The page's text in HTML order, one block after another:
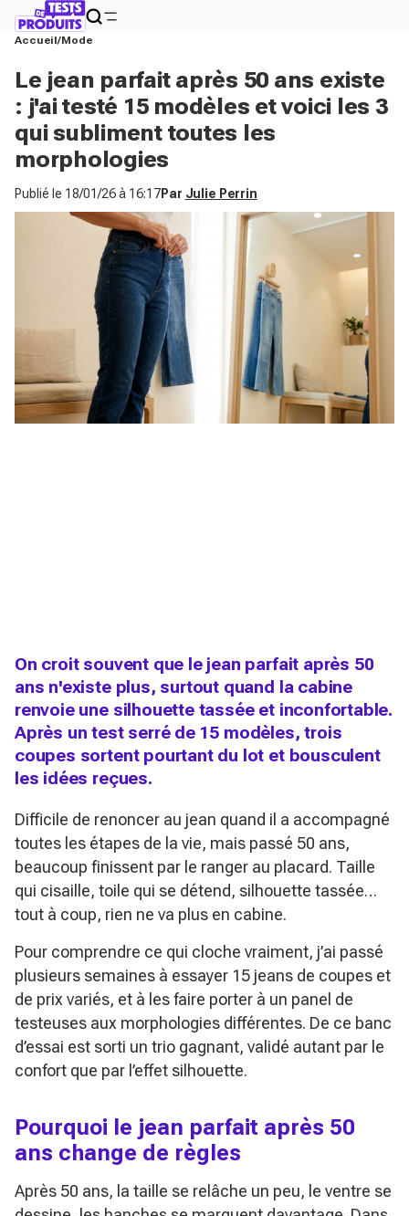
Accueil Mode
Le jean parfait après 50 ans existe
: j'ai testé 15 modèles et voici les 3
qui subliment toutes les
morphologies
Publié le 18/01/26 à 16:17Par Julie Perrin
On croit souvent que le jean parfait après 50
ans n'existe plus, surtout quand la cabine
renvoie une silhouette tassée et inconfortable.
Après un test serré de 15 modèles, trois
coupes sortent pourtant du lot et bousculent
les idées reçues.
Difficile de renoncer au jean quand il a accompagné
toutes les étapes de la vie, mais passé 50 ans,
beaucoup finissent par le ranger au placard. Taille
qui cisaille, toile qui se détend, silhouette tassée…
tout à coup, rien ne va plus en cabine.
Pour comprendre ce qui cloche vraiment, j’ai passé
plusieurs semaines à essayer 15 jeans de coupes et
de prix variés, et à les faire porter à un panel de
testeuses aux morphologies différentes. De ce banc
d’essai est sorti un trio gagnant, validé autant par le
confort que par l’effet silhouette.
Pourquoi le jean parfait après 50
ans change de règles
Après 50 ans, la taille se relâche un peu, le ventre se